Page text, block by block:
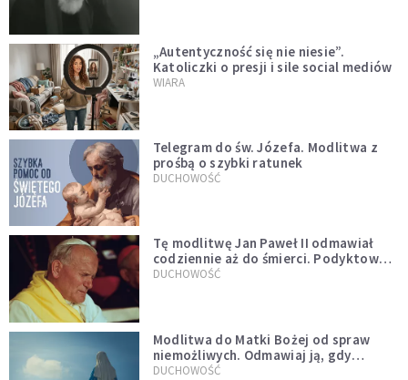
„Autentyczność się nie niesie”.
Katoliczki o presji i sile social mediów
WIARA
Telegram do św. Józefa. Modlitwa z
prośbą o szybki ratunek
DUCHOWOŚĆ
Tę modlitwę Jan Paweł II odmawiał
codziennie aż do śmierci. Podyktował
mu ją ojciec
DUCHOWOŚĆ
Modlitwa do Matki Bożej od spraw
niemożliwych. Odmawiaj ją, gdy
wszystko idzie źle
DUCHOWOŚĆ